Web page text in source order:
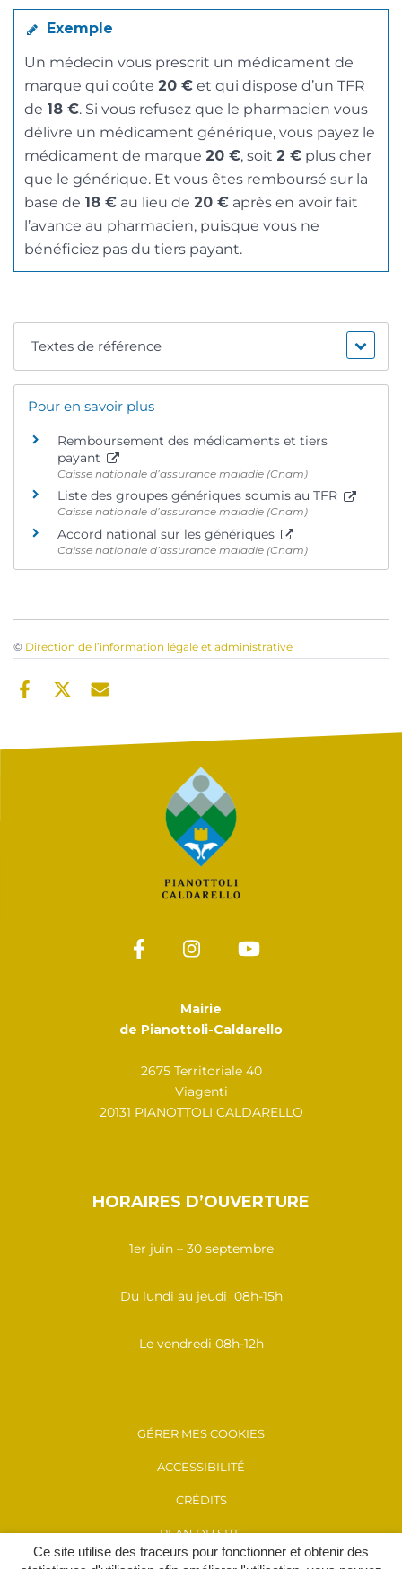
Ce site utilise des traceurs pour fonctionner et obtenir des
Exemple
Un médecin vous prescrit un médicament de
marque qui coûte20 € et qui dispose d’un TFR
de 18 €. Si vous refusez que le pharmacien vous
délivre un médicament générique, vous payez le
médicament de marque20 €, soit2 € plus cher
que le générique. Et vous êtes remboursé sur la
base de 18 € au lieu de20 € après en avoir fait
l’avance au pharmacien, puisque vous ne
bénéficiez pas du tiers payant.
Textes de référence
Pour en savoir plus
Remboursement des médicaments et tiers
payant
Caisse nationale d’assurance maladie (Cnam)
Liste des groupes génériques soumis au TFR
Caisse nationale d’assurance maladie (Cnam)
Accord national sur les génériques
Caisse nationale d’assurance maladie (Cnam)
© Direction de l’information légale et administrative
Mairie
de Pianottoli-Caldarello
2675 Territoriale 40
Viagenti
20131 PIANOTTOLI CALDARELLO
HORAIRES D’OUVERTURE
1er juin – 30 septembre
Du lundi au jeudi 08h-15h
Le vendredi 08h-12h
GÉRER MES COOKIES
ACCESSIBILITÉ
CRÉDITS
PLAN DU SITE